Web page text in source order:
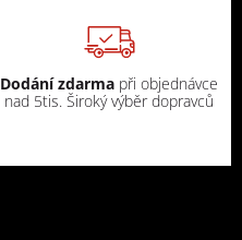
Dodání zdarma při objednávce
nad 5tis. Široký výběr dopravců